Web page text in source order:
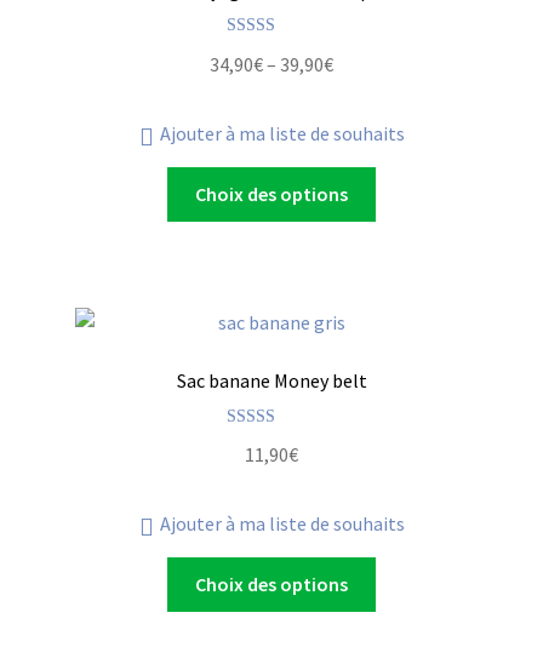
sur 5
34,90€– 39,90€
Ajouter à ma liste de souhaits
Choix des options
Sac banane Money belt
sur 5
11,90€
Ajouter à ma liste de souhaits
Choix des options